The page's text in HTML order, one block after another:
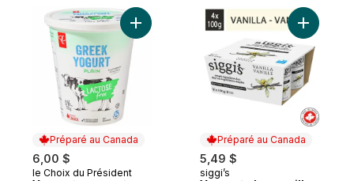
Préparé au Canada
6,00 $
Préparé au Canada
le Choix du Président
Ajouter Yogourt grec nature sans lactose
Préparé au Canada
5,49 $
Préparé au Canada
siggi’s
Ajouter